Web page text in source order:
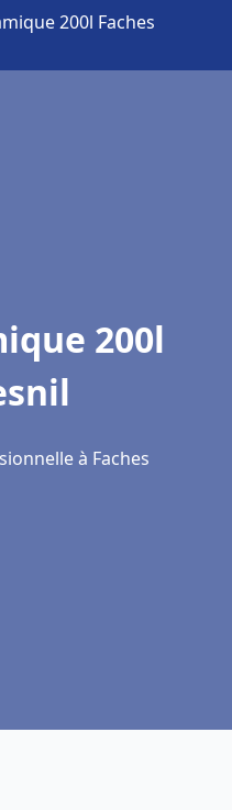
200l Faches
200l
à Faches